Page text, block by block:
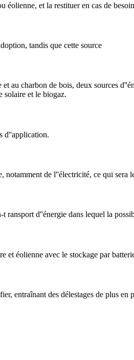
éolienne, et la restituer en cas de
tandis que cette source
au charbon de bois, deux sources
solaire et le biogaz.
d''application.
notamment de l''électricité, ce qui sera
ransport d''énergie dans lequel la
et éolienne avec le stockage par
entraînant des délestages de plus en